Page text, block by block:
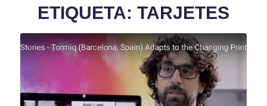
ETIQUETA: TARJETES